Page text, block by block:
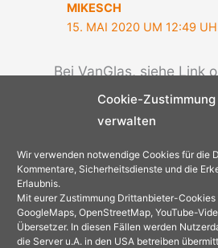
Cookie-Zustimmung
verwalten
Wir verwenden notwendige Cookies für die
Kommentare, Sicherheitsdienste und die
Erlaubnis.
Mit eurer Zustimmung Drittanbieter-
GoogleMaps, OpenStreetMap, YouTube-
Übersetzer. In diesen Fällen werden
die Server u.A. in den USA betreiben
MIKESCH
15. MAI 2020 UM 12:49
Bei VanGlas, siehe Link
OLAF
5. OKTOBER 2025 UM 21:44